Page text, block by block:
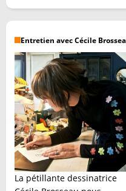
Entretien avec Cécile
La pétillante dessinatrice